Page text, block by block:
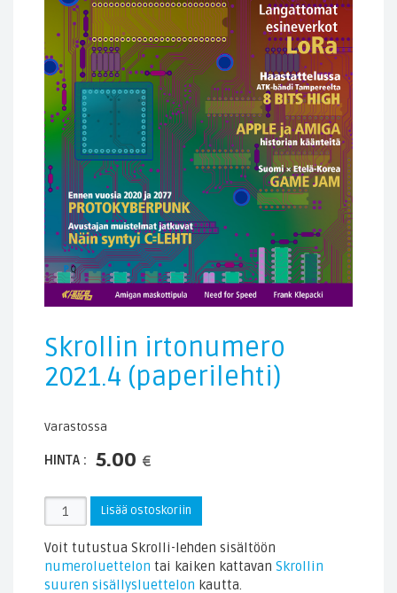
Skrollin irtonumero
2021.4 (paperilehti)
Varastossa
HINTA : 5.00 €
Skrollin
irtonumero
2021.4
(paperilehti)
määrä
Lisää ostoskoriin
Voit tutustua Skrolli-lehden sisältöön
numeroluettelon tai kaiken kattavan Skrollin
suuren sisällysluettelon kautta.